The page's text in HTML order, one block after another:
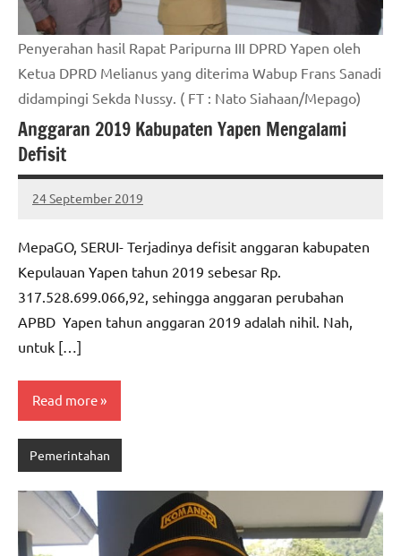
Penyerahan hasil Rapat Paripurna III DPRD Yapen oleh
Ketua DPRD Melianus yang diterima Wabup Frans Sanadi
didampingi Sekda Nussy. ( FT : Nato Siahaan/Mepago)
Anggaran 2019 Kabupaten Yapen Mengalami
Defisit
24 September 2019
MEPAGO
No
MepaGO, SERUI- Terjadinya defisit anggaran kabupaten
Kepulauan Yapen tahun 2019 sebesar Rp.
317.528.699.066,92, sehingga anggaran perubahan
APBD Yapen tahun anggaran 2019 adalah nihil. Nah,
untuk […]
Read more
Pemerintahan